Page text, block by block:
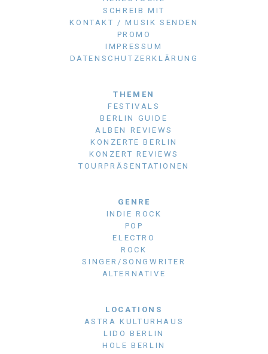
SCHREIB MIT
KONTAKT / MUSIK SENDEN
PROMO
IMPRESSUM
DATENSCHUTZERKLÄRUNG
THEMEN
FESTIVALS
BERLIN GUIDE
ALBEN REVIEWS
KONZERTE BERLIN
KONZERT REVIEWS
TOURPRÄSENTATIONEN
GENRE
INDIE ROCK
POP
ELECTRO
ROCK
SINGER/SONGWRITER
ALTERNATIVE
LOCATIONS
ASTRA KULTURHAUS
LIDO BERLIN
HOLE BERLIN